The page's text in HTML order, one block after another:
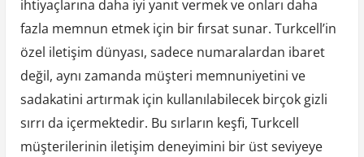
ihtiyaçlarına daha iyi yanıt vermek ve onları daha
fazla memnun etmek için bir fırsat sunar. Turkcell’in
özel iletişim dünyası, sadece numaralardan ibaret
değil, aynı zamanda müşteri memnuniyetini ve
sadakatini artırmak için kullanılabilecek birçok gizli
sırrı da içermektedir. Bu sırların keşfi, Turkcell
müşterilerinin iletişim deneyimini bir üst seviyeye